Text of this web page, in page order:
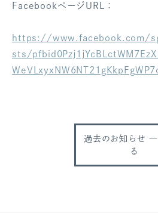
ログアウ
FacebookページURL：
https://www.facebook.com/
sts/
過去のお知らせ
る